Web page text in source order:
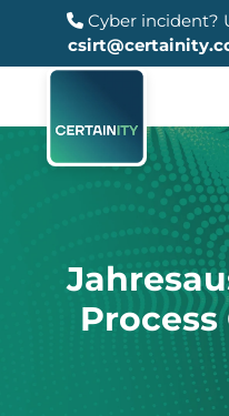
Cyber incident?